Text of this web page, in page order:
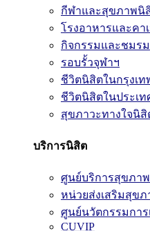
กีฬาและสุขภาพนิ
โรงอาหารและคา
กิจกรรมและชมรม
รอบรั้วจุฬาฯ
ชีวิตนิสิตในกรุงเท
ชีวิตนิสิตในประเท
สุขภาวะทางใจนิสิ
บริการนิสิต
ศูนย์บริการสุขภา
หน่วยส่งเสริมสุข
ศูนย์นวัตกรรมการ
CUVIP